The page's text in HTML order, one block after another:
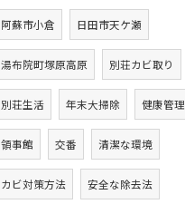
阿蘇市小倉 日田市天ケ瀬
湯布院町塚原高原 別荘カビ取り
別荘生活 年末大掃除 健康管理
領事館 交番 清潔な環境
カビ対策方法 安全な除去法